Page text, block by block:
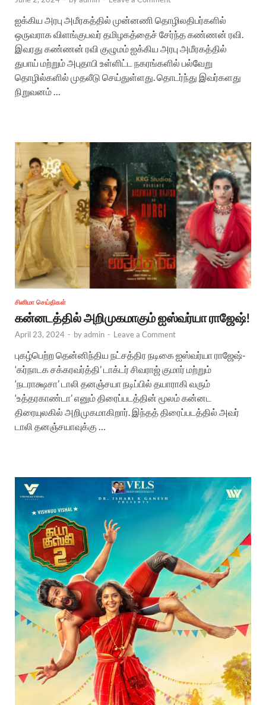
ஐக்கிய அரபு அமீரகத்தில் முன்னணி தொழிலதிபர்களில்
ஒருவராக விளங்குபவர் தமிழகத்தைச் சேர்ந்த கண்ணன் ரவி.
இவரது கண்ணன் ரவி குழுமம் ஐக்கிய அரபு அமீரகத்தில்
துபாய் மற்றும் அபுதாபி உள்ளிட்ட நகரங்களில் பல்வேறு
தொழில்களில் முதலீடு செய்துள்ளது. தொடர்ந்து இவர்களது
நிறுவனம் …
சினிமா செய்திகள்
கன்னடத்தில் அறிமுகமாகும் ஐஸ்வர்யா ராஜேஷ்!
April 23, 2024 - byadmin - Leave a Comment
புகழ்பெற்ற தென்னிந்திய நட்சத்திர நடிகை ஐஸ்வர்யா ராஜேஷ்-
‘கர்நாடக சக்கரவர்த்தி’ டாக்டர் சிவராஜ் குமார் மற்றும்
‘நடராக்ஷசா’ டாலி தனஞ்சயா நடிப்பில் தயாராகி வரும்
‘உத்தரகாண்டா’ எனும் திரைப்படத்தின் மூலம் கன்னட
திரையுலகில் அறிமுகமாகிறார். இந்தத் திரைப்படத்தில் அவர்
டாலி தனஞ்சயாவுக்கு …